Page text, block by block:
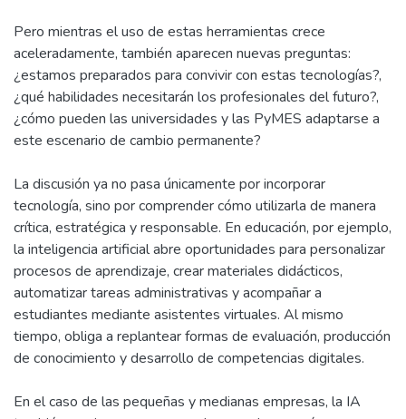
Pero mientras el uso de estas herramientas crece
aceleradamente, también aparecen nuevas preguntas:
¿estamos preparados para convivir con estas tecnologías?,
¿qué habilidades necesitarán los profesionales del futuro?,
¿cómo pueden las universidades y las PyMES adaptarse a
este escenario de cambio permanente?
La discusión ya no pasa únicamente por incorporar
tecnología, sino por comprender cómo utilizarla de manera
crítica, estratégica y responsable. En educación, por ejemplo,
la inteligencia artificial abre oportunidades para personalizar
procesos de aprendizaje, crear materiales didácticos,
automatizar tareas administrativas y acompañar a
estudiantes mediante asistentes virtuales. Al mismo
tiempo, obliga a replantear formas de evaluación, producción
de conocimiento y desarrollo de competencias digitales.
En el caso de las pequeñas y medianas empresas, la IA